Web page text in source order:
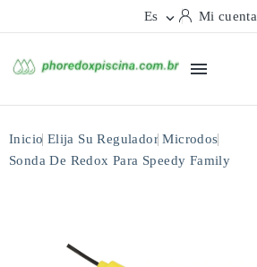
Es  Mi cuenta

Inicio Elija Su Regulador Microdos
Sonda De Redox Para Speedy Family